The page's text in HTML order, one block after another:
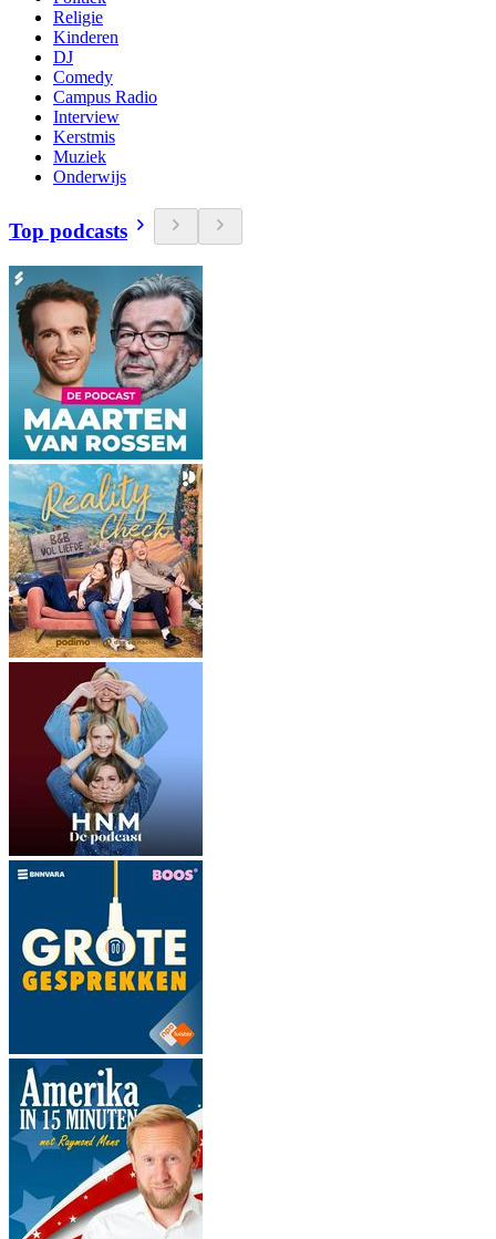
Religie
Kinderen
DJ
Comedy
Campus Radio
Interview
Kerstmis
Muziek
Onderwijs
Top podcasts